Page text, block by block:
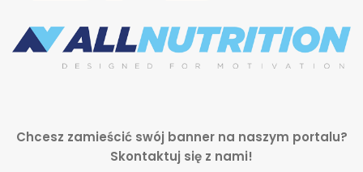
Chcesz zamieścić swój banner na naszym portalu?
Skontaktuj się z nami!